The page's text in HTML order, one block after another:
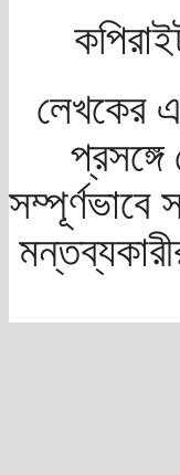
লেখকের
সম্পূর্ণভাবে